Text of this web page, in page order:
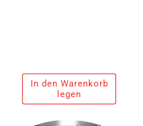
In den Warenkorb
legen